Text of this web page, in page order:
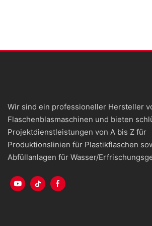
Wir sind ein professioneller Hersteller
Flaschenblasmaschinen und bieten
Projektdienstleistungen von A bis Z für
Produktionslinien für Plastikflaschen
Abfüllanlagen für Wasser/